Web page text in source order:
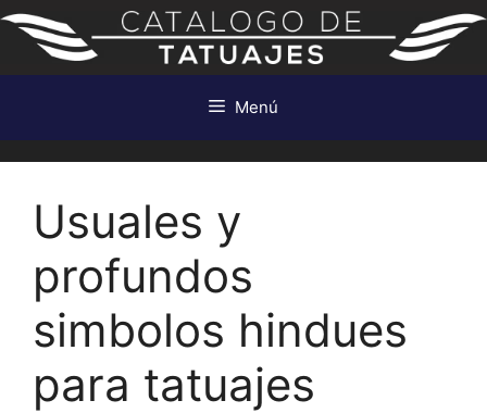
Saltar
contenido
Menú
Usuales y
profundos
simbolos hindues
para tatuajes